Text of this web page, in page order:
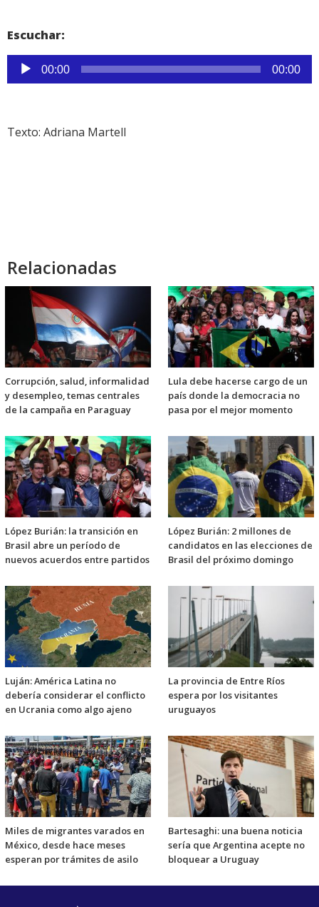
Escuchar:
Reproductor
de
00:00 00:00
Texto: Adriana Martell
Relacionadas
Corrupción, salud, informalidad
y desempleo, temas centrales
de la campaña en Paraguay
Lula debe hacerse cargo de un
país donde la democracia no
pasa por el mejor momento
López Burián: la transición en
Brasil abre un período de
nuevos acuerdos entre partidos
López Burián: 2 millones de
candidatos en las elecciones de
Brasil del próximo domingo
Luján: América Latina no
debería considerar el conflicto
en Ucrania como algo ajeno
La provincia de Entre Ríos
espera por los visitantes
uruguayos
Miles de migrantes varados en
México, desde hace meses
esperan por trámites de asilo
Bartesaghi: una buena noticia
sería que Argentina acepte no
bloquear a Uruguay